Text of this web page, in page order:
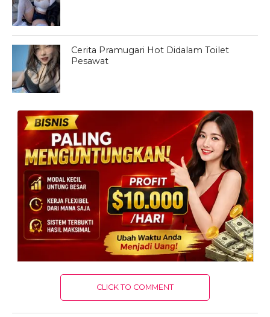
Cerita Pramugari Hot Didalam Toilet
Pesawat
CLICK TO COMMENT